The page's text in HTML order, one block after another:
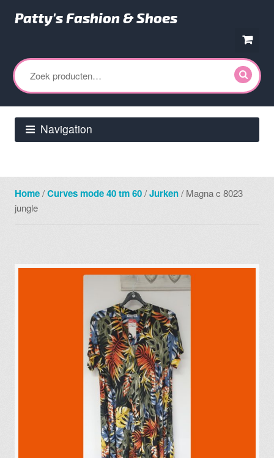
naar
navigatie
naar
de
inhoud
Patty's Fashion & Shoes
Zoeken
naar:
Navigation
Home/Curves mode 40 tm 60/Jurken/ Magna c 8023
jungle